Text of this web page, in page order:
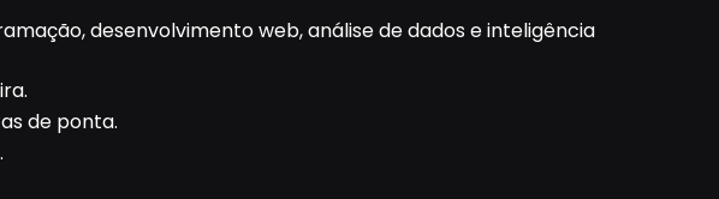
desenvolvimento web, análise de dados e inteligência
de ponta.